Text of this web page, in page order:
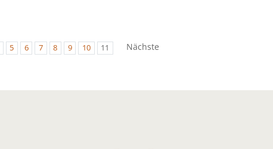
5 6 7 8 9 10 11 Nächste